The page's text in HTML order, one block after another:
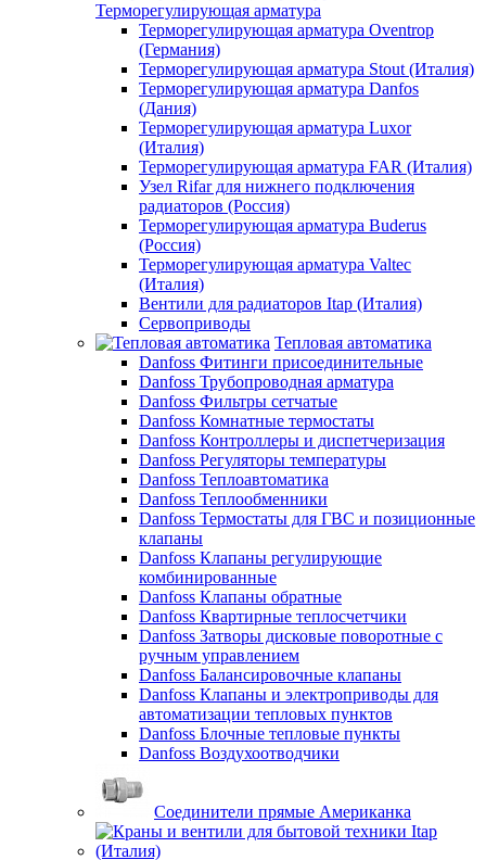
Терморегулирующая арматура
Терморегулирующая арматура Oventrop
(Германия)
Терморегулирующая арматура Stout (Италия)
Терморегулирующая арматура Danfos
(Дания)
Терморегулирующая арматура Luxor
(Италия)
Терморегулирующая арматура FAR (Италия)
Узел Rifar для нижнего подключения
радиаторов (Россия)
Терморегулирующая арматура Buderus
(Россия)
Терморегулирующая арматура Valtec
(Италия)
Вентили для радиаторов Itap (Италия)
Сервоприводы
Тепловая автоматика
Danfoss Фитинги присоединительные
Danfoss Трубопроводная арматура
Danfoss Фильтры сетчатые
Danfoss Комнатные термостаты
Danfoss Контроллеры и диспетчеризация
Danfoss Регуляторы температуры
Danfoss Теплоавтоматика
Danfoss Теплообменники
Danfoss Термостаты для ГВС и позиционные
клапаны
Danfoss Клапаны регулирующие
комбинированные
Danfoss Клапаны обратные
Danfoss Квартирные теплосчетчики
Danfoss Затворы дисковые поворотные с
ручным управлением
Danfoss Балансировочные клапаны
Danfoss Клапаны и электроприводы для
автоматизации тепловых пунктов
Danfoss Блочные тепловые пункты
Danfoss Воздухоотводчики
Соединители прямые Американка